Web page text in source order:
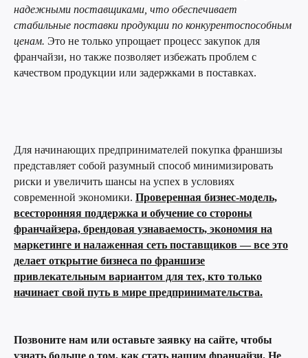
надежными поставщиками, что обеспечивает
стабильные поставки продукции по конкурентоспособным
ценам. Это не только упрощает процесс закупок для
франчайзи, но также позволяет избежать проблем с
качеством продукции или задержками в поставках.
Для начинающих предпринимателей покупка франшизы
представляет собой разумный способ минимизировать
риски и увеличить шансы на успех в условиях
современной экономики. Проверенная бизнес-модель,
всесторонняя поддержка и обучение со стороны
франчайзера, брендовая узнаваемость, экономия на
маркетинге и налаженная сеть поставщиков — все это
делает открытие бизнеса по франшизе
привлекательным вариантом для тех, кто только
начинает свой путь в мире предпринимательства.
Позвоните нам или оставьте заявку на сайте, чтобы
узнать больше о том, как стать нашим франчайзи. Не